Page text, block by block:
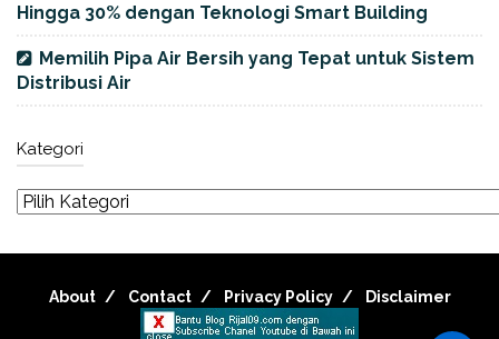
Hingga 30% dengan Teknologi Smart Building
Memilih Pipa Air Bersih yang Tepat untuk Sistem
Distribusi Air
Kategori
About Contact Privacy Policy Disclaimer